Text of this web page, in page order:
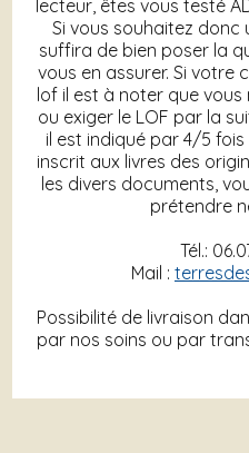
lecteur, êtes vous testé
Si vous souhaitez donc
suffira de bien poser la
vous en assurer. Si votre
lof il est à noter que
ou exiger le LOF par la
il est indiqué par 4/5
inscrit aux livres des
les divers documents,
prétendre
Tél.:
Mail :
Possibilité de livraison
par nos soins ou par